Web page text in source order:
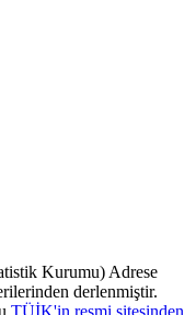
Kurumu) Adrese
derlenmiştir.
TÜİK'in resmi sitesinden